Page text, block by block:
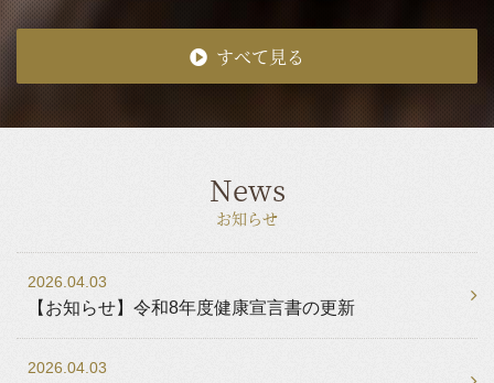
すべて見る
News
お知らせ
2026.04.03
【お知らせ】令和8年度健康宣言書の更新
2026.04.03